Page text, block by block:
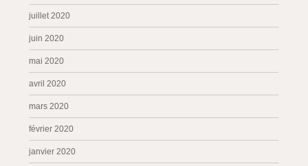
juillet 2020
juin 2020
mai 2020
avril 2020
mars 2020
février 2020
janvier 2020